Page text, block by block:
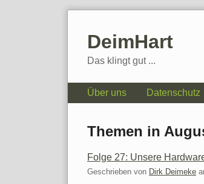
DeimHart
Das klingt gut ...
Navigation
Über uns Datenschutz
Themen in
Folge 27: Unsere
Geschrieben von Dirk Deimeke